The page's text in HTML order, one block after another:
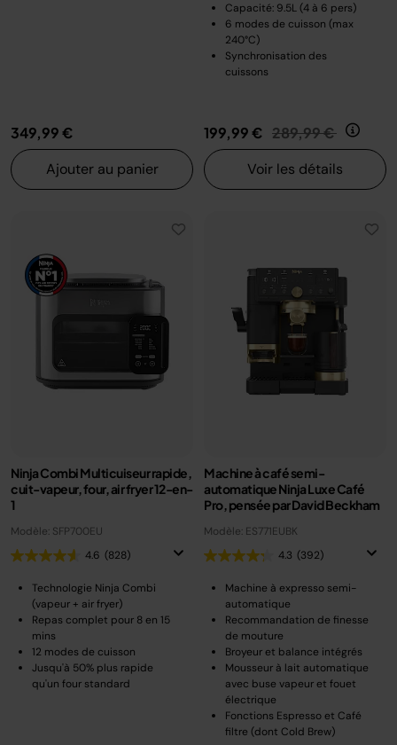
349,99 €
Ajouter au panier
Capacité: 9.5L (4 à 6 pers)
6 modes de cuisson (max
240°C)
Synchronisation des
cuissons
199,99 € Prix réduit de
289,99 € au
Voir les détails
Ninja Combi Multicuiseur rapide,
cuit-vapeur, four, air fryer 12-en-
1
Modèle: SFP700EU
4.6 (828)
Technologie Ninja Combi
(vapeur + air fryer)
Repas complet pour 8 en 15
mins
12 modes de cuisson
Jusqu'à 50% plus rapide
qu'un four standard
Machine à café semi-
automatique Ninja Luxe Café
Pro, pensée par David Beckham
Modèle: ES771EUBK
4.3 (392)
Machine à expresso semi-
automatique
Recommandation de finesse
de mouture
Broyeur et balance intégrés
Mousseur à lait automatique
avec buse vapeur et fouet
électrique
Fonctions Espresso et Café
filtre (dont Cold Brew)